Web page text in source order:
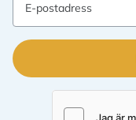
E-postadress